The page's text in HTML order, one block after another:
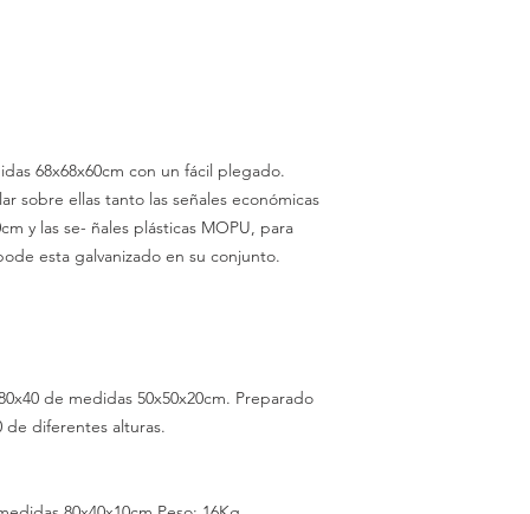
68x68x60cm con un fácil plegado.
sobre ellas tanto las señales económicas
y las se- ñales plásticas MOPU, para
esta galvanizado en su conjunto.
de medidas 50x50x20cm. Preparado
de diferentes alturas.